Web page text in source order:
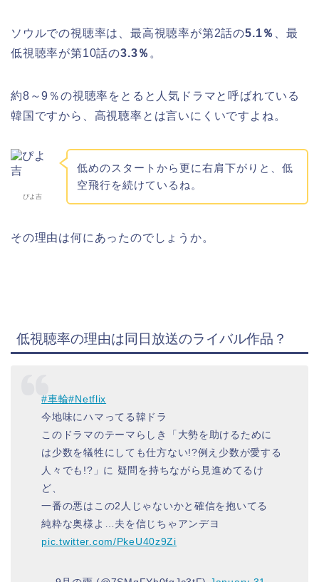
ソウルでの視聴率は、最高視聴率が第2話の5.1％ 、最
低視聴率が第10話の3.3％ 。
約8～9％の視聴率をとると人気ドラマと呼ばれている
韓国ですから、高視聴率とは言いにくいですよね。
ぴよ吉
低めのスタートから更に右肩下がりと、低
空飛行を続けているね。
その理由は何にあったのでしょうか。
低視聴率の理由は同日放送のライバル作品？
#車輪#Netflix
今地味にハマってる韓ドラ
このドラマのテーマらしき「大勢を助けるために
は少数を犠牲にしても仕方ない!?例え少数が愛する
人々でも!?」に 疑問を持ちながら見進めてるけ
ど、
一番の悪はこの2人じゃないかと確信を抱いてる
純粋な奥様よ…夫を信じちゃアンデヨ
pic.twitter.com/PkeU40z9Zi